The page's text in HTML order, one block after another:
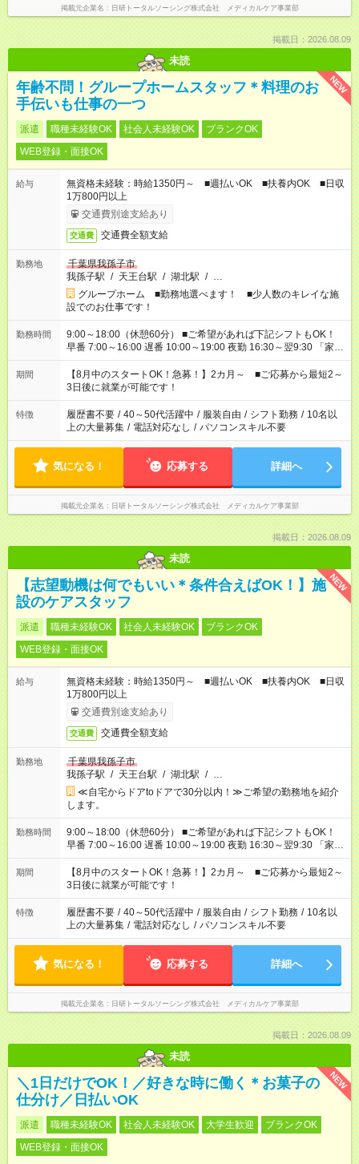
掲載元企業名 日研トータルソーシング株式会社 メディカルケア事業部
掲載日：2026.08.09
未読
NEW
年齢不問！グループホームスタッフ＊料理のお
手伝いも仕事の一つ
派遣 職種未経験OK 社会人未経験OK
ブランクOK
WEB登録・面接OK
給与
無資格未経験：時給1350円～ ■週払いOK ■扶養内OK ■日収
1万800円以上
交通費別途支給あり
交通費 交通費全額支給
勤務地
千葉県我孫子市
我孫子駅 / 天王台駅 / 湖北駅 / …
グループホーム ■勤務地選べます！ ■少人数のキレイな施
設でのお仕事です！
勤務時間
9:00～18:00（休憩60分） ■ご希望があれば下記シフトもOK！
早番 7:00～16:00 遅番 10:00～19:00 夜勤 16:30～翌9:30 「家族
と休みを合わせたい」 「余裕を持って夕飯の準備がしたい」
「できれば残業はしたくない」 など、ご希望を教えてください
ね。 ※Wワーク希望の方へ 今ご覧のお仕事で希望する勤務時間
と、もう1つのお仕事の勤務時間。 合計で週40時間を超える場
合は応募できません。
期間
【8月中のスタートOK！急募！】2カ月～ ■ご応募から最短2～
3日後に就業が可能です！
特徴 履歴書不要 / 40～50代活躍中 / 服装自由 / シフト勤務 / 10名以
上の大量募集 / 電話対応なし / パソコンスキル不要
気になる！ 応募する 詳細へ
掲載元企業名 日研トータルソーシング株式会社 メディカルケア事業部
掲載日：2026.08.09
未読
NEW
【志望動機は何でもいい＊条件合えばOK！】施
設のケアスタッフ
派遣 職種未経験OK 社会人未経験OK
ブランクOK
WEB登録・面接OK
給与
無資格未経験：時給1350円～ ■週払いOK ■扶養内OK ■日収
1万800円以上
交通費別途支給あり
交通費 交通費全額支給
勤務地
千葉県我孫子市
我孫子駅 / 天王台駅 / 湖北駅 / …
≪自宅からドアtoドアで30分以内！≫ご希望の勤務地を紹介
します。
勤務時間
9:00～18:00（休憩60分） ■ご希望があれば下記シフトもOK！
早番 7:00～16:00 遅番 10:00～19:00 夜勤 16:30～翌9:30 「家族
と休みを合わせたい」 「余裕を持って夕飯の準備がしたい」
「できれば残業はしたくない」 など、ご希望を教えてください
ね。 ※Wワーク希望の方へ 今ご覧のお仕事で希望する勤務時間
と、もう1つのお仕事の勤務時間。 合計で週40時間を超える場
合は応募できません。
期間
【8月中のスタートOK！急募！】2カ月～ ■ご応募から最短2～
3日後に就業が可能です！
特徴 履歴書不要 / 40～50代活躍中 / 服装自由 / シフト勤務 / 10名以
上の大量募集 / 電話対応なし / パソコンスキル不要
気になる！ 応募する 詳細へ
掲載元企業名 日研トータルソーシング株式会社 メディカルケア事業部
掲載日：2026.08.09
未読
NEW
＼1日だけでOK！／好きな時に働く＊お菓子の
仕分け／日払いOK
派遣 職種未経験OK 社会人未経験OK 大学生歓迎
ブランクOK
WEB登録・面接OK